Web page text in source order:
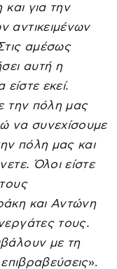
για την
αμέσως
αυτή η
εκεί.
την πόλη μας
να συνεχίσουμε
πόλη μας και
Όλοι είστε
και Αντώνη
τους.
με τη
».